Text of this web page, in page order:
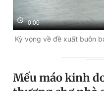
0:00
Kỳ vọng về đề xuất buôn
Mếu máo kinh